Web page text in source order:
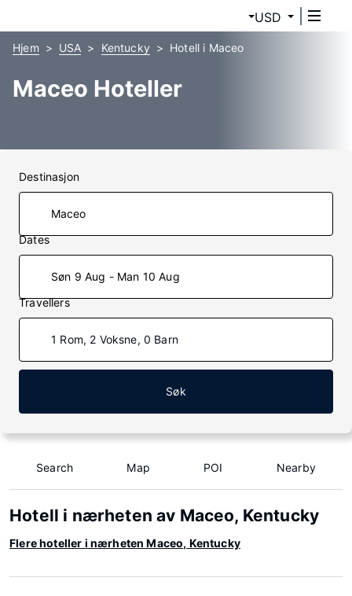
USD
Hjem USA Kentucky Hotell i Maceo
Maceo Hoteller
Destinasjon
Dates
Søn 9 Aug - Man 10 Aug
Travellers
1 Rom, 2 Voksne, 0 Barn
Søk
Search Map POI Nearby
Hotell i nærheten av Maceo, Kentucky
Flere hoteller i nærheten Maceo, Kentucky